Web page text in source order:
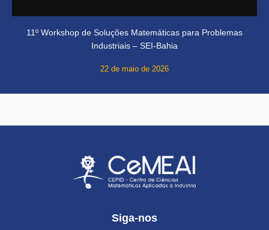
11º Workshop de Soluções Matemáticas para Problemas
Industriais – SEI-Bahia
22 de maio de 2026
Siga-nos